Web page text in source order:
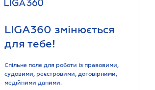
LIGA360 змінюється
для тебе!
Спільне поле для роботи із правовими,
судовими, реєстровими, договірними,
медійними даними.